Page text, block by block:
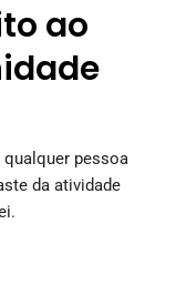
ao
pessoa
da atividade